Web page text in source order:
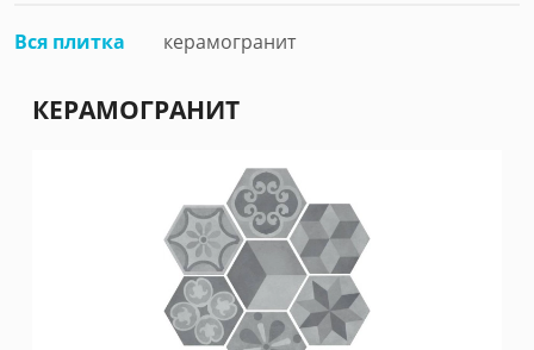
Вся плитка керамогранит
КЕРАМОГРАНИТ